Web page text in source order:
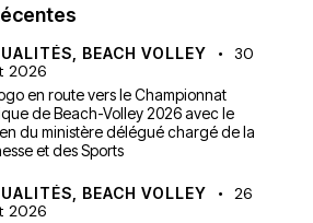
BEACH VOLLEY
30
2026
en route vers le Championnat
de Beach-Volley 2026 avec le
du ministère délégué chargé de la
et des Sports
BEACH VOLLEY
26
2026